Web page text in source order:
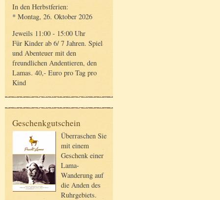
In den Herbstferien:
* Montag, 26. Oktober 2026
Jeweils 11:00 - 15:00 Uhr
Für Kinder ab 6/ 7 Jahren. Spiel
und Abenteuer mit den
freundlichen Andentieren, den
Lamas. 40,- Euro pro Tag pro
Kind
Geschenkgutschein
Überraschen Sie
mit einem
Geschenk einer
Lama-
Wanderung auf
die Anden des
Ruhrgebiets.